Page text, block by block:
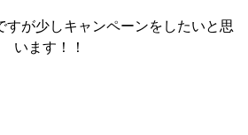
すが少しキャンペーンをしたいと思
います！！